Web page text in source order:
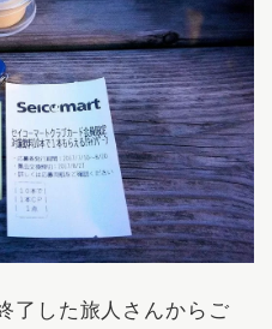
了した旅人さんからご